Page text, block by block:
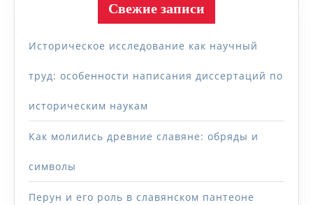
Свежие записи
Историческое исследование как научный
труд: особенности написания диссертаций по
историческим наукам
Как молились древние славяне: обряды и
символы
Перун и его роль в славянском пантеоне